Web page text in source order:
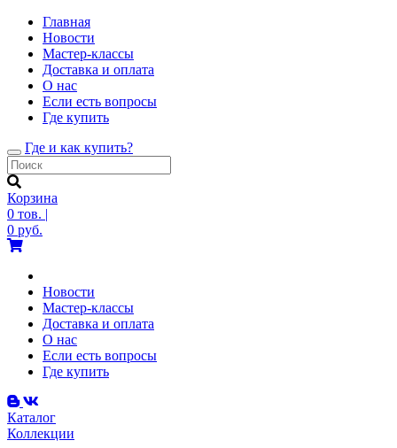
Главная
Новости
Мастер-классы
Доставка и оплата
О нас
Если есть вопросы
Где купить
Toggle
navigation
Где и как купить?
Корзина
0 тов. |
0 руб.
Новости
Мастер-классы
Доставка и оплата
О нас
Если есть вопросы
Где купить
Каталог
Коллекции